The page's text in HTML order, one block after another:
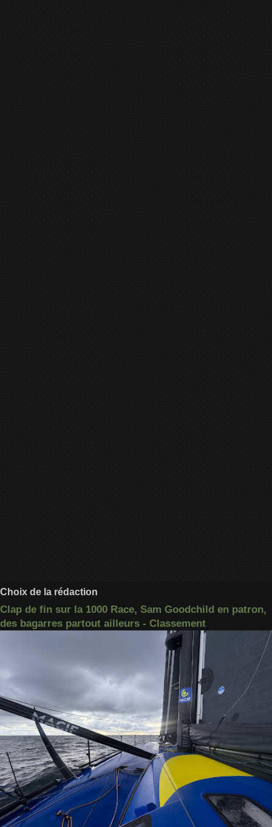
Choix de la rédaction
Clap de fin sur la 1000 Race, Sam Goodchild en patron,
des bagarres partout ailleurs - Classement